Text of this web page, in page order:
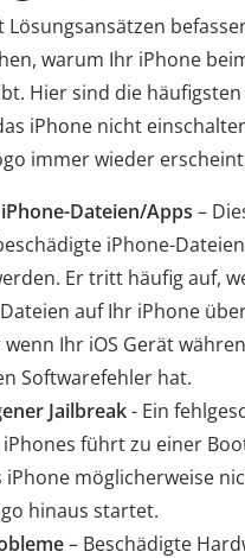
warum Ihr iPhone
Hier sind die
iPhone nicht
immer wieder
Dateien/Apps –
iPhone-Dateien
Er tritt häufig auf,
auf Ihr iPhone
Ihr iOS Gerät
Softwarefehler hat.
Jailbreak- Ein
iPhones führt zu einer
iPhone möglicherweise
hinaus startet.
– Beschädigte